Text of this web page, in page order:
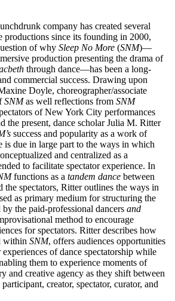
company has created several
productions since its founding in 2000,
of why Sleep No More (SNM)—
production presenting the drama of
through dance—has been a long-
commercial success. Drawing upon
Doyle, choreographer/associate
SNMas well reflections from SNM
of New York City performances
the present, dance scholar Julia M. Ritter
success and popularity as a work of
is due in large part to the ways in which
and centralized as a
to facilitate spectator experience. In
functions as a tandem dance between
the spectators, Ritter outlines the ways in
as primary medium for structuring the
the paid-professional dancers and
method to encourage
for spectators. Ritter describes how
within SNM, offers audiences opportunities
of dance spectatorship while
them to experience moments of
and creative agency as they shift between
creator, spectator, curator, and